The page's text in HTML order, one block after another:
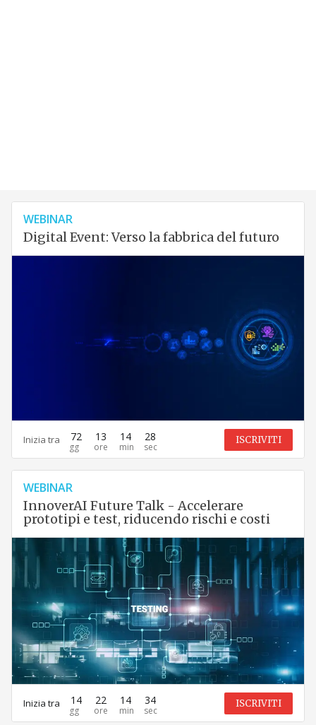
WEBINAR
Digital Event: Verso la fabbrica del futuro
Inizia tra 72 13 14 27 ISCRIVITI
WEBINAR
InnoverAI Future Talk - Accelerare
prototipi e test, riducendo rischi e costi
Inizia tra 14 22 14 34 ISCRIVITI